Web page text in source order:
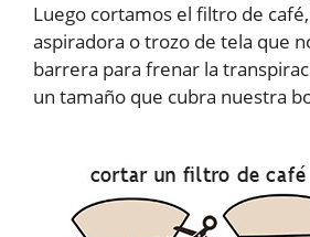
Luego cortamos el filtro de
aspiradora o trozo de tela que
barrera para frenar la
un tamaño que cubra nuestra